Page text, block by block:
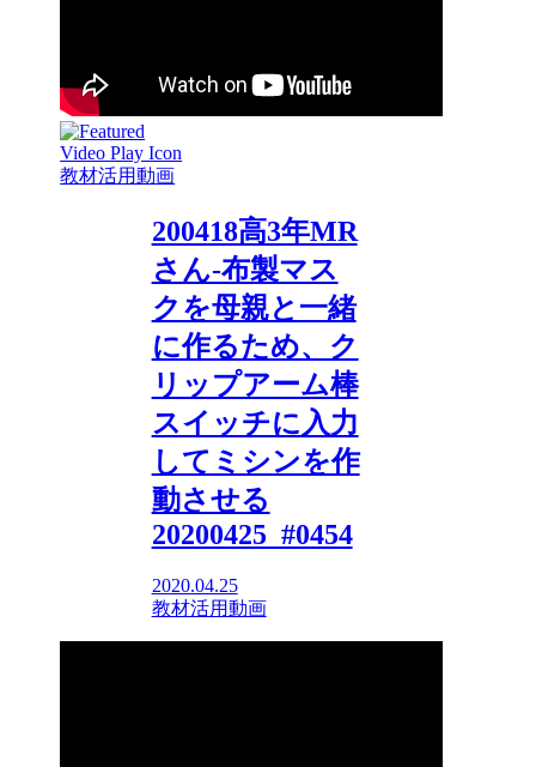
教材活用動画
200418高3年MR
さん-布製マス
クを母親と一緒
に作るため、ク
リップアーム棒
スイッチに入力
してミシンを作
動させる
20200425_#0454
2020.04.25
教材活用動画